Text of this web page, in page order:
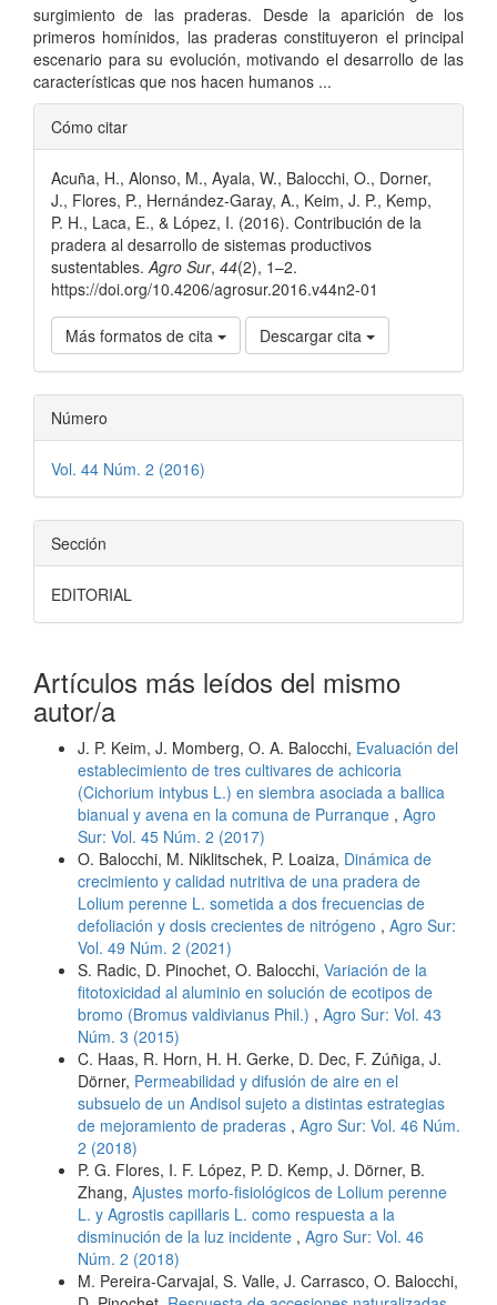
surgimiento de las praderas. Desde la aparición de los
primeros homínidos, las praderas constituyeron el principal
escenario para su evolución, motivando el desarrollo de las
características que nos hacen humanos ...
Detalles
del
artículo
Cómo citar
Acuña, H., Alonso, M., Ayala, W., Balocchi, O., Dorner,
J., Flores, P., Hernández-Garay, A., Keim, J. P., Kemp,
P. H., Laca, E., & López, I. (2016). Contribución de la
pradera al desarrollo de sistemas productivos
sustentables. Agro Sur, 44(2), 1–2.
https://doi.org/10.4206/agrosur.2016.v44n2-01
Más formatos de cita Descargar cita
Número
Vol. 44 Núm. 2 (2016)
Sección
EDITORIAL
Artículos más leídos del mismo
autor/a
J. P. Keim, J. Momberg, O. A. Balocchi, Evaluación del
establecimiento de tres cultivares de achicoria
(Cichorium intybus L.) en siembra asociada a ballica
bianual y avena en la comuna de Purranque , Agro
Sur: Vol. 45 Núm. 2 (2017)
O. Balocchi, M. Niklitschek, P. Loaiza, Dinámica de
crecimiento y calidad nutritiva de una pradera de
Lolium perenne L. sometida a dos frecuencias de
defoliación y dosis crecientes de nitrógeno , Agro Sur:
Vol. 49 Núm. 2 (2021)
S. Radic, D. Pinochet, O. Balocchi, Variación de la
fitotoxicidad al aluminio en solución de ecotipos de
bromo (Bromus valdivianus Phil.) , Agro Sur: Vol. 43
Núm. 3 (2015)
C. Haas, R. Horn, H. H. Gerke, D. Dec, F. Zúñiga, J.
Dörner, Permeabilidad y difusión de aire en el
subsuelo de un Andisol sujeto a distintas estrategias
de mejoramiento de praderas , Agro Sur: Vol. 46 Núm.
2 (2018)
P. G. Flores, I. F. López, P. D. Kemp, J. Dörner, B.
Zhang, Ajustes morfo-fisiológicos de Lolium perenne
L. y Agrostis capillaris L. como respuesta a la
disminución de la luz incidente , Agro Sur: Vol. 46
Núm. 2 (2018)
M. Pereira-Carvajal, S. Valle, J. Carrasco, O. Balocchi,